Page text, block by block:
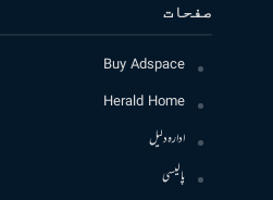
صفحات
Buy Adspace
Herald Home
ادارہ دلیل
پالیسی